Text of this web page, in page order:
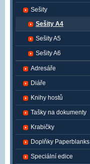
Sešity
Sešity A4
Sešity A5
Sešity A6
Adresáře
Diáře
Knihy hostů
Tašky na dokumenty
Krabičky
Doplňky Paperblanks
Speciální edice